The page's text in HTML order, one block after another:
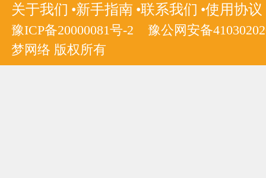
关于我们 新手指南 联系我们 使用协议
豫ICP备20000081号-2
豫公网安备
梦网络 版权所有